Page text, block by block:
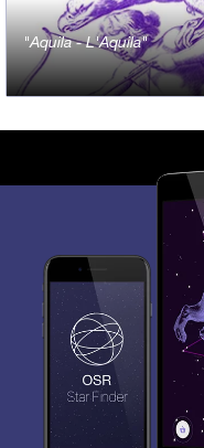
Aquila - L'Aquila